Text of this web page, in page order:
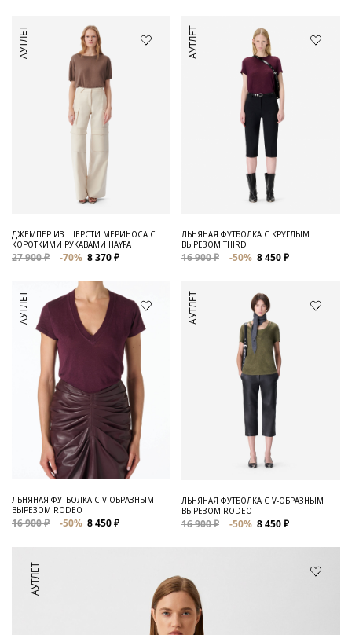
АУТЛЕТ
ДЖЕМПЕР ИЗ ШЕРСТИ МЕРИНОСА С
КОРОТКИМИ РУКАВАМИ HAYFA
27 900 ₽ -70% 8 370 ₽
АУТЛЕТ
ЛЬНЯНАЯ ФУТБОЛКА С КРУГЛЫМ
ВЫРЕЗОМ THIRD
16 900 ₽ -50% 8 450 ₽
АУТЛЕТ
ЛЬНЯНАЯ ФУТБОЛКА C V-ОБРАЗНЫМ
ВЫРЕЗОМ RODEO
16 900 ₽ -50% 8 450 ₽
АУТЛЕТ
ЛЬНЯНАЯ ФУТБОЛКА С V-ОБРАЗНЫМ
ВЫРЕЗОМ RODEO
16 900 ₽ -50% 8 450 ₽
АУТЛЕТ